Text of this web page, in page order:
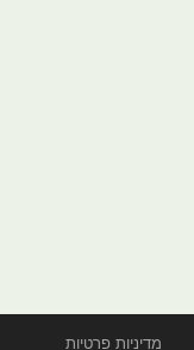
מדיניות פרטיות